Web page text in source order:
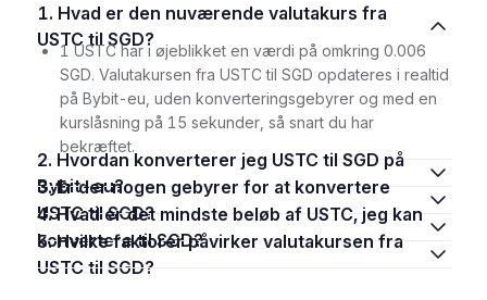
1. Hvad er den nuværende valutakurs fra
USTC til SGD?
1 USTC har i øjeblikket en værdi på omkring 0.006
SGD. Valutakursen fra USTC til SGD opdateres i realtid
på Bybit-eu, uden konverteringsgebyrer og med en
kurslåsning på 15 sekunder, så snart du har
bekræftet.
2. Hvordan konverterer jeg USTC til SGD på
Bybit-eu?
3. Er der nogen gebyrer for at konvertere
USTC til SGD?
4. Hvad er det mindste beløb af USTC, jeg kan
konvertere til SGD?
5. Hvilke faktorer påvirker valutakursen fra
USTC til SGD?